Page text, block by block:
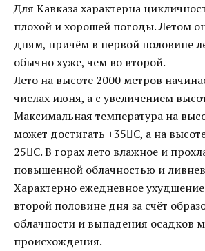
Для Кавказа характерна
плохой и хорошей погоды. Летом
дням, причём в первой половине
обычно хуже, чем во второй.
Лето на высоте 2000 метров
числах июня, а с увеличением
Максимальная температура на
может достигать +35С, а на
25С. В горах лето влажное и
повышенной облачностью и
Характерно ежедневное
второй половине дня за счёт
облачности и выпадения осадков
происхождения.